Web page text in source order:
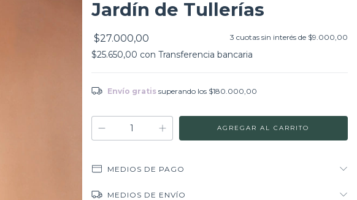
Jardín de Tullerías
$27.000,00 3 cuotas sin interés de $9.000,00
$25.650,00 con Transferencia bancaria
Envío gratis superando los $180.000,00
MEDIOS DE PAGO
MEDIOS DE ENVÍO